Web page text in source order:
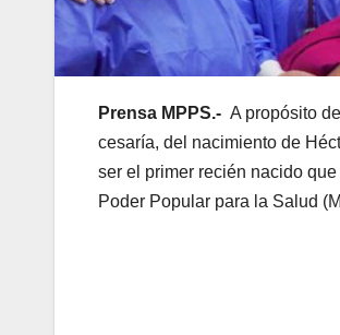
Prensa MPPS.- A propósito
cesaría, del nacimiento de
ser el primer recién nacido
Poder Popular para la Salud